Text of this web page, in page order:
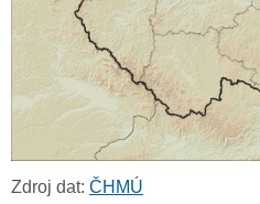
Zdroj dat: ČHMÚ